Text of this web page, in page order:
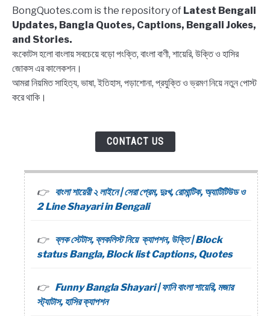
BongQuotes.com is the repository of Latest Bengali
Updates, Bangla Quotes, Captions, Bengali Jokes,
and Stories.
বংকোটস হলো বাংলায় সবচেয়ে বড়ো পংক্তি, বাংলা বাণী, শায়েরি, উক্তি ও হাসির
জোকস এর কালেকশন।
আমরা নিয়মিত সাহিত্য, ভাষা, ইতিহাস, পড়াশোনা, প্রযুক্তি ও ভ্রমণ নিয়ে নতুন পোস্ট
করে থাকি।
CONTACT US
বাংলা শায়েরী ২ লাইনে | সেরা প্রেম, দুঃখ, রোমান্টিক, অ্যাটিটিউড ও
2 Line Shayari in Bengali
ব্লক স্টেটাস, ব্লকলিস্ট নিয়ে ক্যাপশন, উক্তি | Block
status Bangla, Block list Captions, Quotes
Funny Bangla Shayari | ফানি বাংলা শায়েরি, মজার
স্ট্যাটাস, হাসির ক্যাপশন